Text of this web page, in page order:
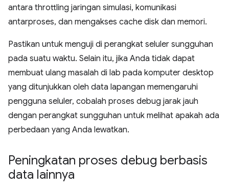
antara throttling jaringan simulasi, komunikasi
antarproses, dan mengakses cache disk dan memori.
Pastikan untuk menguji di perangkat seluler sungguhan
pada suatu waktu. Selain itu, jika Anda tidak dapat
membuat ulang masalah di lab pada komputer desktop
yang ditunjukkan oleh data lapangan memengaruhi
pengguna seluler, cobalah proses debug jarak jauh
dengan perangkat sungguhan untuk melihat apakah ada
perbedaan yang Anda lewatkan.
Peningkatan proses debug berbasis
data lainnya